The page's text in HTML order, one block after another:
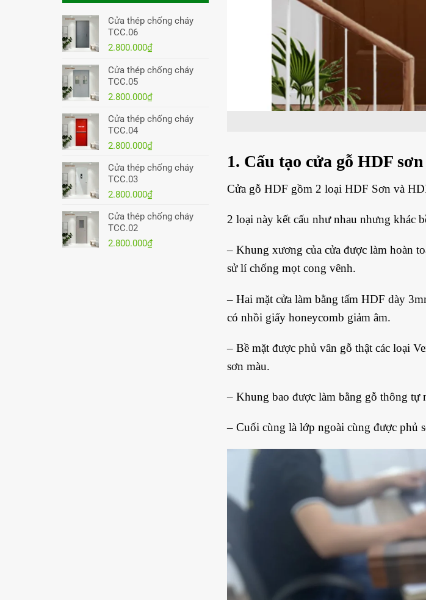
Cửa thép chống cháy
TCC.06
2.800.000₫
Cửa thép chống cháy
TCC.05
2.800.000₫
Cửa thép chống cháy
TCC.04
2.800.000₫
Cửa thép chống cháy
TCC.03
2.800.000₫
Cửa thép chống cháy
TCC.02
2.800.000₫
1. Cấu tạo cửa gỗ HDF
Cửa gỗ HDF gồm 2 loại HDF Sơn và
2 loại này kết cấu như nhau nhưng khác
– Khung xương của cửa được làm hoàn
sử lí chống mọt cong vênh.
– Hai mặt cửa làm bằng tấm HDF dày
có nhồi giấy honeycomb giảm âm.
– Bề mặt được phủ vân gỗ thật các loại
sơn màu.
– Khung bao được làm bằng gỗ thông
– Cuối cùng là lớp ngoài cùng được phủ